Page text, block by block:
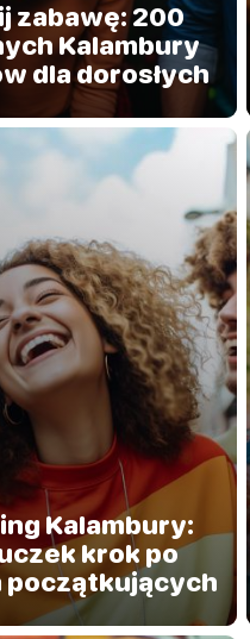
zabawę: 200
Kalambury
dla dorosłych
Kalambury:
krok po
początkujących